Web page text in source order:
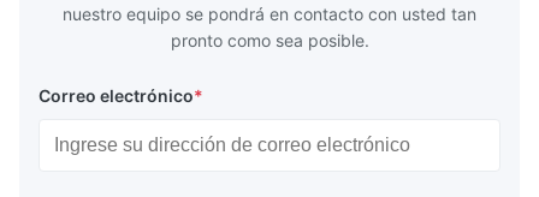
nuestro equipo se pondrá en contacto con usted tan
pronto como sea posible.
Correo electrónico*